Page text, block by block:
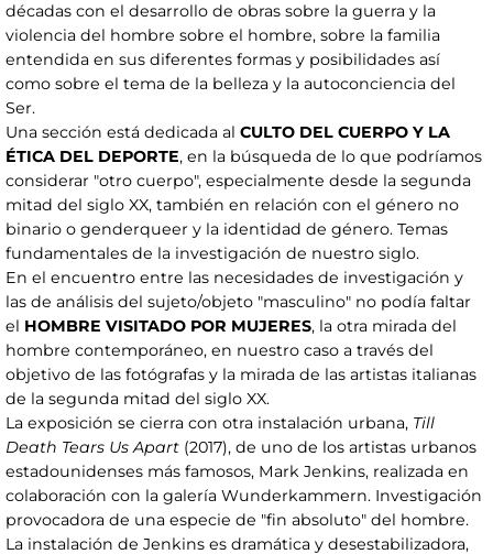
décadas con el desarrollo de obras sobre la guerra y la
violencia del hombre sobre el hombre, sobre la familia
entendida en sus diferentes formas y posibilidades así
como sobre el tema de la belleza y la autoconciencia del
Ser.
Una sección está dedicada al CULTO DEL CUERPO Y LA
ÉTICA DEL DEPORTE, en la búsqueda de lo que podríamos
considerar "otro cuerpo", especialmente desde la segunda
mitad del siglo XX, también en relación con el género no
binario o genderqueer y la identidad de género. Temas
fundamentales de la investigación de nuestro siglo.
En el encuentro entre las necesidades de investigación y
las de análisis del sujeto/objeto "masculino" no podía faltar
el HOMBRE VISITADO POR MUJERES, la otra mirada del
hombre contemporáneo, en nuestro caso a través del
objetivo de las fotógrafas y la mirada de las artistas italianas
de la segunda mitad del siglo XX.
La exposición se cierra con otra instalación urbana, Till
Death Tears Us Apart (2017), de uno de los artistas urbanos
estadounidenses más famosos, Mark Jenkins, realizada en
colaboración con la galería Wunderkammern. Investigación
provocadora de una especie de "fin absoluto" del hombre.
La instalación de Jenkins es dramática y desestabilizadora,